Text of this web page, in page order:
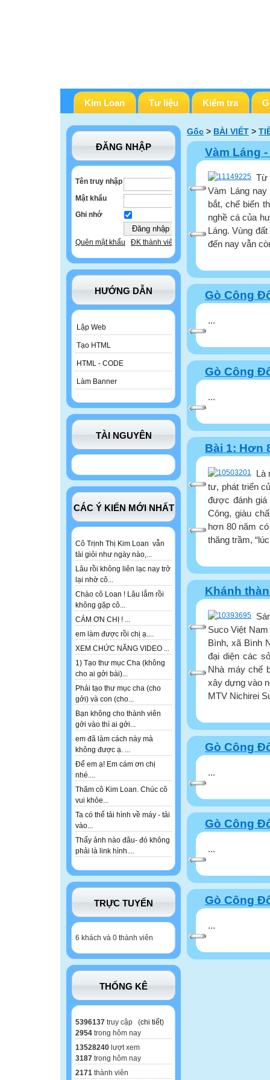
Kim Loan Tư liệu Kiểm tra
ĐĂNG NHẬP
Tên truy nhập
Mật khẩu
Ghi nhớ
Quên mật khẩu ĐK thành viên
HƯỚNG DẪN
Lập Web
Tạo HTML
HTML - CODE
Làm Banner
TÀI NGUYÊN
CÁC Ý KIẾN MỚI NHẤT
Cô Trịnh Thị Kim Loan vẫn
tài giỏi như ngày nào,...
Lâu rồi không liên lạc nay trở
lại nhờ cô...
Chào cô Loan ! Lâu lắm rồi
không gặp cô...
CÁM ƠN CHỊ ! ...
em làm được rồi chị ạ....
XEM CHỨC NĂNG VIDEO ...
1) Tạo thư mục Cha (không
cho ai gởi bài)...
Phải tạo thư mục cha (cho
gởi) và con (cho...
Bạn không cho thành viên
gởi vào thì ai gởi...
em đã làm cách này mà
không được ạ. ...
Để em ạ! Em cám ơn chị
nhé....
Thăm cô Kim Loan. Chúc cô
vui khỏe...
Ta có thể tải hình về máy - tải
vào...
Thấy ảnh nào đâu- đó không
phải là link hình....
TRỰC TUYẾN
6 khách và 0 thành viên
THỐNG KÊ
5396137 truy cập (chi tiết)
2954 trong hôm nay
13528240 lượt xem
3187 trong hôm nay
2171 thành viên
Gốc > BÀI VIẾT >
Vàm Láng
Từ
Vàm Láng
bắt, chế biến
nghề cá của
Láng. Vùng
đến nay vẫn
Gò Công
...
Gò Công
...
Bài 1: Hơn
Là
tư, phát triển
được đánh
Công, giàu
hơn 80 năm
thăng trầm,
Khánh
Suco Việt
Bình, xã Bình
đại diện các
Nhà máy chế
xây dựng vào
MTV Nichirei
Gò Công
...
Gò Công
...
Gò Công
...